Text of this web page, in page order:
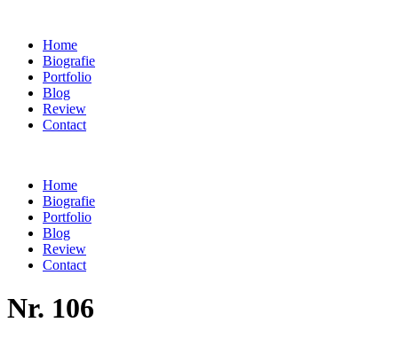
Home
Biografie
Portfolio
Blog
Review
Contact
Home
Biografie
Portfolio
Blog
Review
Contact
Nr. 106